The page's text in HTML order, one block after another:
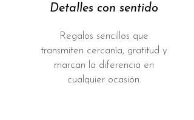
Detalles con sentido
Regalos sencillos que
transmiten cercanía, gratitud y
marcan la diferencia en
cualquier ocasión.